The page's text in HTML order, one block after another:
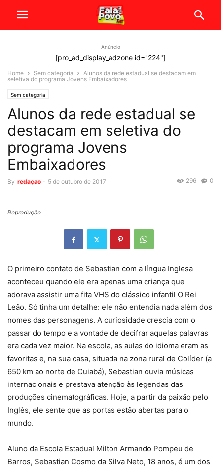
Anúncio
[pro_ad_display_adzone id="224"]
Home Sem categoria
Alunos da rede estadual se destacam em
seletiva do programa Jovens Embaixadores
Sem categoria
Alunos da rede estadual se
destacam em seletiva do
programa Jovens
Embaixadores
By redaçao - 5 de outubro de 2017 0
296
Reprodução
O primeiro contato de Sebastian com a língua Inglesa
aconteceu quando ele era apenas uma criança que
adorava assistir uma fita VHS do clássico infantil O Rei
Leão. Só tinha um detalhe: ele não entendia nada além dos
nomes das personagens. A curiosidade crescia com o
passar do tempo e a vontade de decifrar aquelas palavras
era cada vez maior. Na escola, as aulas do idioma eram as
favoritas e, na sua casa, situada na zona rural de Colíder (a
650 km ao norte de Cuiabá), Sebastian ouvia músicas
internacionais e prestava atenção às legendas das
produções cinematográficas. Hoje, a partir da paixão pelo
Inglês, ele sente que as portas estão abertas para o
mundo.
Aluno da Escola Estadual Milton Armando Pompeu de
Barros, Sebastian Cosmo da Silva Neto, 18 anos, é um dos